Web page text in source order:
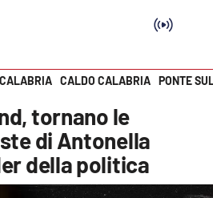
CALDO CALABRIA PONTE
tornano le
di Antonella
della politica